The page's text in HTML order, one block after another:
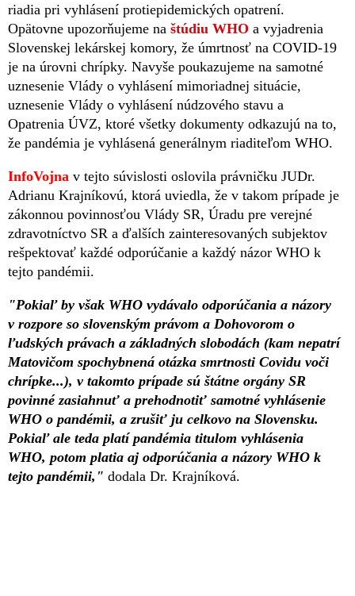
riadia pri vyhlásení protiepidemických opatrení.
Opätovne upozorňujeme na štúdiu WHO a vyjadrenia
Slovenskej lekárskej komory, že úmrtnosť na COVID-19
je na úrovni chrípky. Navyše poukazujeme na samotné
uznesenie Vlády o vyhlásení mimoriadnej situácie,
uznesenie Vlády o vyhlásení núdzového stavu a
Opatrenia ÚVZ, ktoré všetky dokumenty odkazujú na to,
že pandémia je vyhlásená generálnym riaditeľom WHO.
InfoVojna v tejto súvislosti oslovila právničku JUDr.
Adrianu Krajníkovú, ktorá uviedla, že v takom prípade je
zákonnou povinnosťou Vlády SR, Úradu pre verejné
zdravotníctvo SR a ďalších zainteresovaných subjektov
rešpektovať každé odporúčanie a každý názor WHO k
tejto pandémii.
"Pokiaľ by však WHO vydávalo odporúčania a názory
v rozpore so slovenským právom a Dohovorom o
ľudských právach a základných slobodách (kam nepatrí
Matovičom spochybnená otázka smrtnosti Covidu voči
chrípke...), v takomto prípade sú štátne orgány SR
povinné zasiahnuť a prehodnotiť samotné vyhlásenie
WHO o pandémii, a zrušiť ju celkovo na Slovensku.
Pokiaľ ale teda platí pandémia titulom vyhlásenia
WHO, potom platia aj odporúčania a názory WHO k
tejto pandémii," dodala Dr. Krajníková.